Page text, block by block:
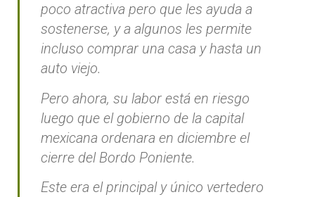
poco atractiva pero que les ayuda a
sostenerse, y a algunos les permite
incluso comprar una casa y hasta un
auto viejo.
Pero ahora, su labor está en riesgo
luego que el gobierno de la capital
mexicana ordenara en diciembre el
cierre del Bordo Poniente.
Este era el principal y único vertedero